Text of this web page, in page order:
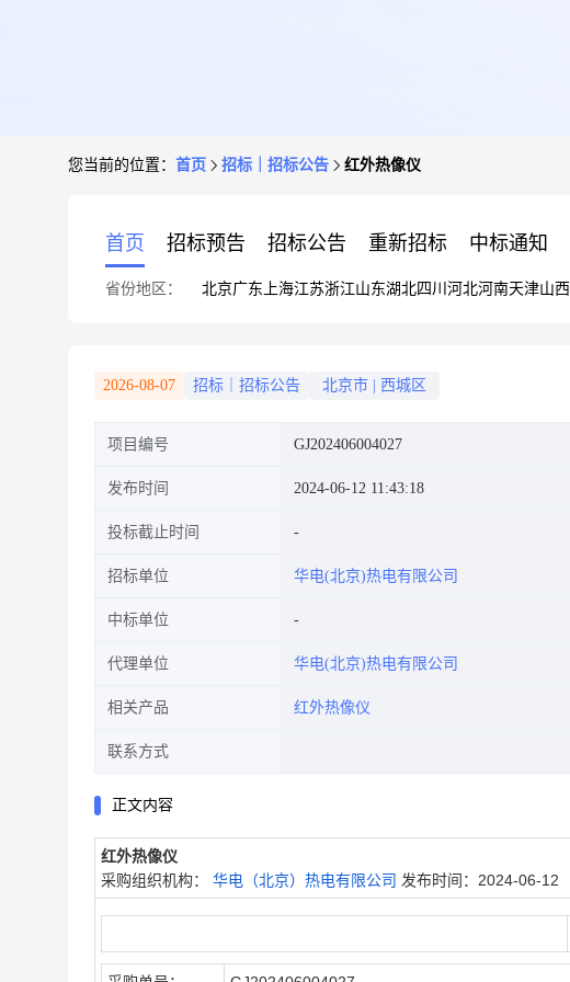
您当前的位置： 首页 招标｜招标公告 红外热像仪
首页 招标预告 招标公告 重新招标 中标通知
省份地区： 北京广东 上海江苏浙江山东湖北四川 河北河南天津山西
2026-08-07 招标｜招标公告 北京市 西城区
项目编号 GJ202406004027
发布时间 2024-06-12 11:43:18
投标截止时间
招标单位 华电(北京)热电有限公司
中标单位
代理单位 华电(北京)热电有限公司
相关产品 红外热像仪
联系方式
正文内容
红外热像仪
采购组织机构： 华电（北京）热电有限公司 发布时间：2024-06-12